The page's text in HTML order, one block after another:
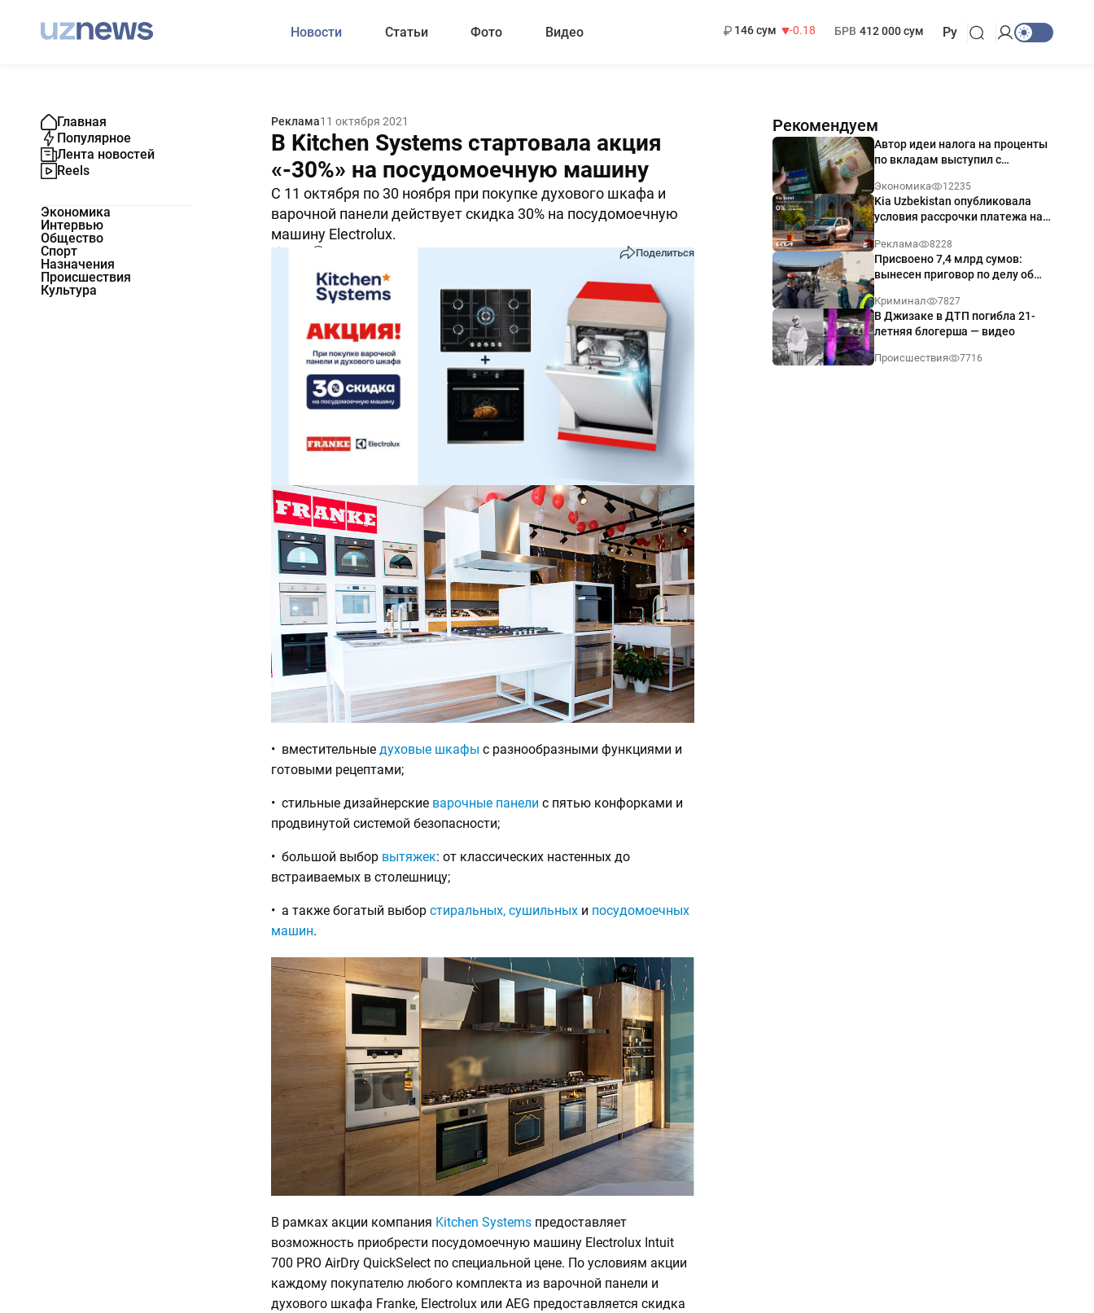
Новости Статьи Фото Видео
146 сум
-0.18
БРВ 412 000 сум Ру
Главная
Популярное
Лента новостей
Reels
Экономика
Интервью
Общество
Спорт
Назначения
Происшествия
Культура
Реклама11 октября 2021
В Kitchen Systems стартовала акция
«-30%» на посудомоечную машину
C 11 октября по 30 ноября при покупке духового шкафа и
варочной панели действует скидка 30% на посудомоечную
машину Electrolux.
Поделиться
• вместительные духовые шкафы с разнообразными функциями и
готовыми рецептами;
• стильные дизайнерские варочные панели с пятью конфорками и
продвинутой системой безопасности;
• большой выбор вытяжек: от классических настенных до
встраиваемых в столешницу;
• а также богатый выбор стиральных, сушильныхи посудомоечных
машин.
В рамках акции компания Kitchen Systemsпредоставляет
возможность приобрести посудомоечную машину Electrolux Intuit
700 PRO AirDry QuickSelect по специальной цене. По условиям акции
каждому покупателю любого комплекта из варочной панели и
духового шкафа Franke, Electrolux или AEG предоставляется скидка
Рекомендуем
Автор идеи налога на проценты
по вкладам выступил с
Экономика 12235
Kia Uzbekistan опубликовала
условия рассрочки платежа на
годовых
Реклама 8228
Присвоено 7,4 млрд сумов:
вынесен приговор по делу об
Ташкенте
Криминал 7827
В Джизаке в ДТП погибла 21-
летняя блогерша — видео
Происшествия 7716